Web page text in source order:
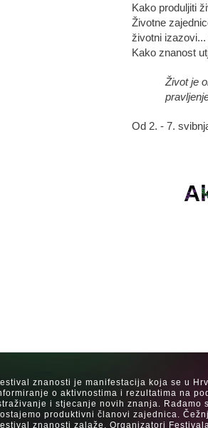
Kako produljiti
Životne
životni
Kako znanost
Život je
Od 2. - 7.
znanosti je manifestacija koja se u
o aktivnostima i rezultatima na
i stjecanje novih znanja. Rađamo
produktivni članovi zajednica.
znanosti zalaže. Organizatori